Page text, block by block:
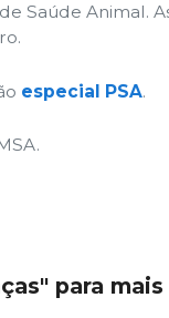
Saúde Animal.
especial PSA.
para